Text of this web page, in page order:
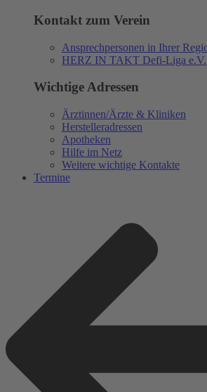
Kontakt zum Verein
Ansprechpersonen in Ihrer
HERZ IN TAKT Defi-Liga e.V.
Wichtige Adressen
Ärztinnen/Ärzte & Kliniken
Herstelleradressen
Apotheken
Hilfe im Netz
Weitere wichtige Kontakte
Termine